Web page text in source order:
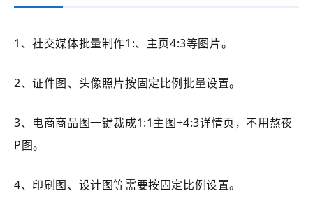
1、社交媒体批量制作1:、主页4:3等图片。
2、证件图、头像照片按固定比例批量设置。
3、电商商品图一键裁成1:1主图+4:3详情页，不用熬夜
P图。
4、印刷图、设计图等需要按固定比例设置。